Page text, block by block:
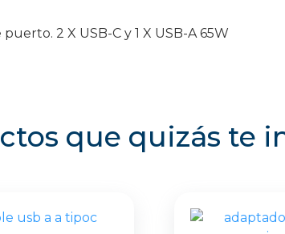
2 X USB-C y 1 X USB-A 65W
que quizás te